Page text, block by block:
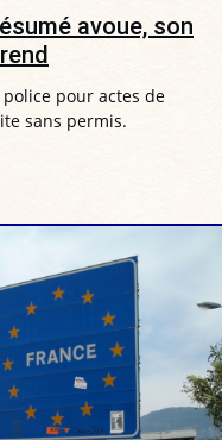
avoue, son
pour actes de
sans permis.